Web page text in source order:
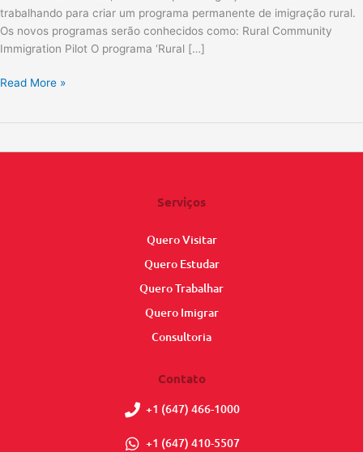
trabalhando para criar um programa permanente de imigração rural.
Os novos programas serão conhecidos como: Rural Community
Immigration Pilot O programa ‘Rural […]
Read More »
Serviços
Quero Visitar
Quero Estudar
Quero Trabalhar
Quero Imigrar
Consultoria
Contato
+1 (647) 466-1000
+1 (647) 410-5507